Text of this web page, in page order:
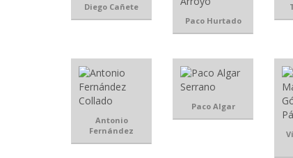
Diego Cañete
Paco Hurtado
Antonio
Fernández
Paco Algar